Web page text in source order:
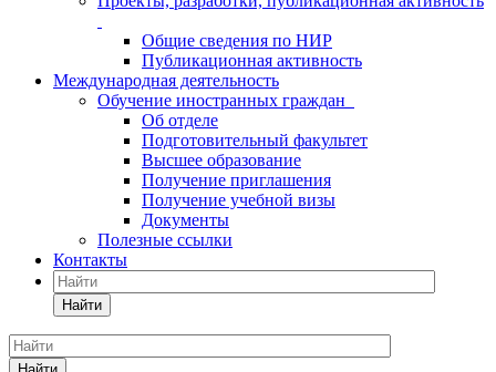
Общие сведения по НИР
Публикационная активность
Международная деятельность
Обучение иностранных граждан
Об отделе
Подготовительный факультет
Высшее образование
Получение приглашения
Получение учебной визы
Документы
Полезные ссылки
Контакты
Найти